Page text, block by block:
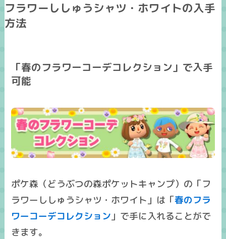
フラワーししゅうシャツ・ホワイトの入手
方法
「春のフラワーコーデコレクション」で入手
可能
ポケ森（どうぶつの森ポケットキャンプ）の「フ
ラワーししゅうシャツ・ホワイト」は「春のフラ
ワーコーデコレクション 」で手に入れることがで
きます。